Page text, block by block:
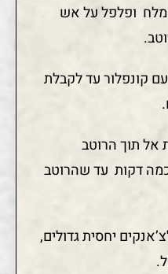
מלח ופלפל על אש
קונפלור עד לקבלת
אל תוך הרוטב
דקות עד שהרוטב
יחסית גדולים,